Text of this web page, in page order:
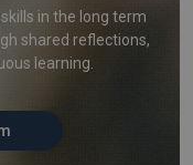
in the long term
shared reflections,
learning.